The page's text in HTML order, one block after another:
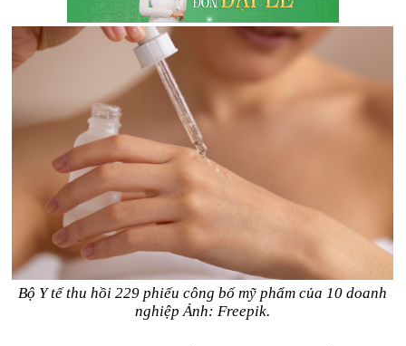
Bộ Y tế thu hồi 229 phiếu công bố mỹ phẩm của 10 doanh
nghiệp Ảnh: Freepik.